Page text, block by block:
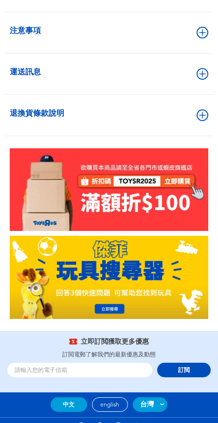
注意事項
運送訊息
退換貨條款說明
立即訂閲獲取更多優惠
訂閲電郵了解我們的最新優惠及動態
訂閲
中文 english 台灣